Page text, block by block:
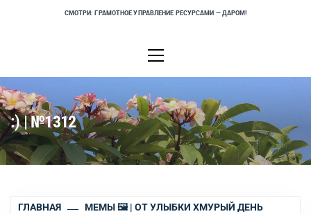
СМОТРИ: ГРАМОТНОЕ УПРАВЛЕНИЕ РЕСУРСАМИ — ДАРОМ!
меню
:) | №1312
ГЛАВНАЯ
МЕМЫ 🖼 | ОТ УЛЫБКИ ХМУРЫЙ ДЕНЬ